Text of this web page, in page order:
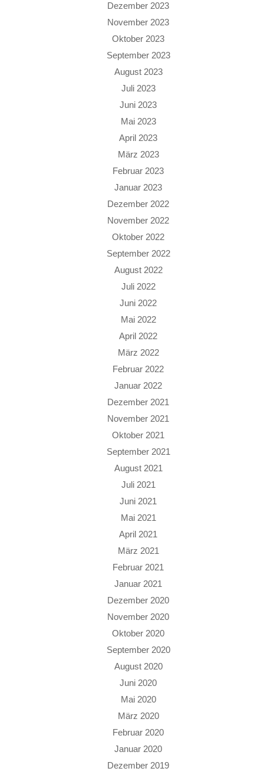
Dezember 2023
November 2023
Oktober 2023
September 2023
August 2023
Juli 2023
Juni 2023
Mai 2023
April 2023
März 2023
Februar 2023
Januar 2023
Dezember 2022
November 2022
Oktober 2022
September 2022
August 2022
Juli 2022
Juni 2022
Mai 2022
April 2022
März 2022
Februar 2022
Januar 2022
Dezember 2021
November 2021
Oktober 2021
September 2021
August 2021
Juli 2021
Juni 2021
Mai 2021
April 2021
März 2021
Februar 2021
Januar 2021
Dezember 2020
November 2020
Oktober 2020
September 2020
August 2020
Juni 2020
Mai 2020
März 2020
Februar 2020
Januar 2020
Dezember 2019